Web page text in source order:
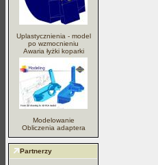
Uplastycznienia - model
po wzmocnieniu
Awaria łyżki koparki
Modelowanie
Obliczenia adaptera
Partnerzy